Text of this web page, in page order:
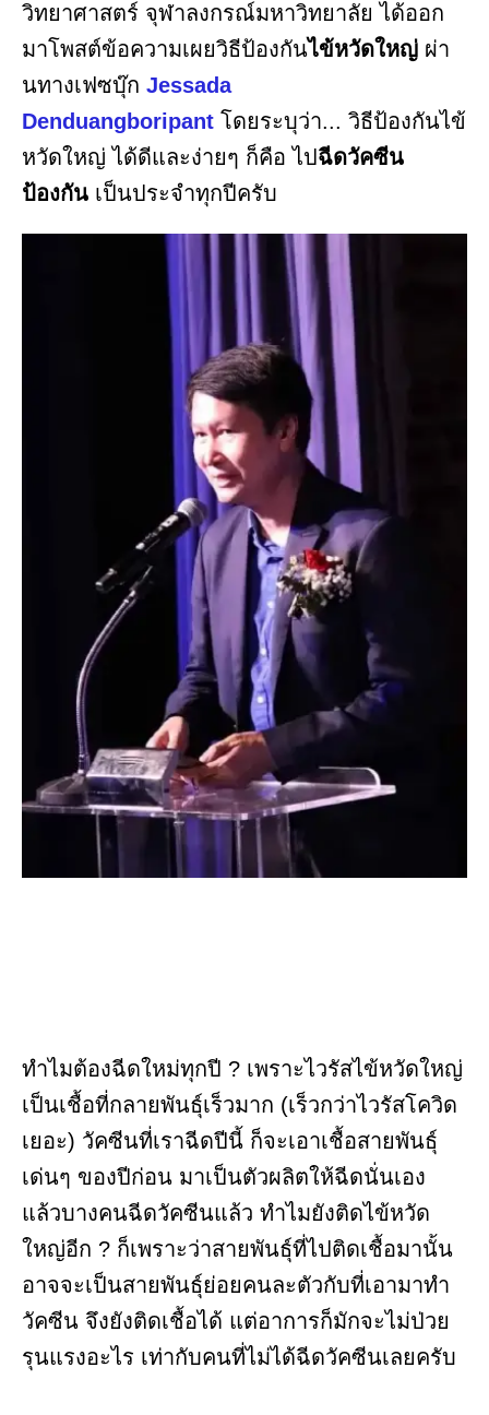
วิทยาศาสตร์ จุฬาลงกรณ์มหาวิทยาลัย ได้ออก
มาโพสต์ข้อความเผยวิธีป้องกันไข้หวัดใหญ่ ผ่า
นทางเฟซบุ๊ก Jessada
Denduangboripant โดยระบุว่า... วิธีป้องกันไข้
หวัดใหญ่ ได้ดีและง่ายๆ ก็คือ ไปฉีดวัคซีน
ป้องกัน เป็นประจำทุกปีครับ
ทำไมต้องฉีดใหม่ทุกปี ? เพราะไวรัสไข้หวัดใหญ่
เป็นเชื้อที่กลายพันธุ์เร็วมาก (เร็วกว่าไวรัสโควิด
เยอะ) วัคซีนที่เราฉีดปีนี้ ก็จะเอาเชื้อสายพันธุ์
เด่นๆ ของปีก่อน มาเป็นตัวผลิตให้ฉีดนั่นเอง
แล้วบางคนฉีดวัคซีนแล้ว ทำไมยังติดไข้หวัด
ใหญ่อีก ? ก็เพราะว่าสายพันธุ์ที่ไปติดเชื้อมานั้น
อาจจะเป็นสายพันธุ์ย่อยคนละตัวกับที่เอามาทำ
วัคซีน จึงยังติดเชื้อได้ แต่อาการก็มักจะไม่ป่วย
รุนแรงอะไร เท่ากับคนที่ไม่ได้ฉีดวัคซีนเลยครับ